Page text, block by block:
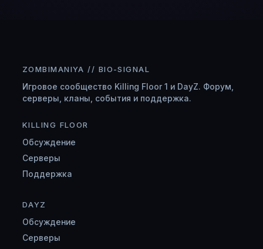
ZOMBIMANIYA // BIO-SIGNAL
Игровое сообщество Killing Floor 1 и DayZ. Форум,
серверы, кланы, события и поддержка.
KILLING FLOOR
Обсуждение
Серверы
Поддержка
DAYZ
Обсуждение
Серверы